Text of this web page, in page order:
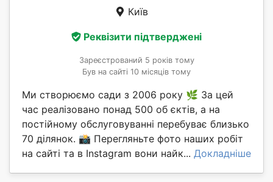
Київ
Реквізити підтверджені
Зареєстрований 5 років тому
Був на сайті 10 місяців тому
Ми створюємо сади з 2006 року 🌿 За цей
час реалізовано понад 500 об єктів, а на
постійному обслуговуванні перебуває близько
70 ділянок. 📸 Перегляньте фото наших робіт
на сайті та в Instagram вони найк... Докладніше